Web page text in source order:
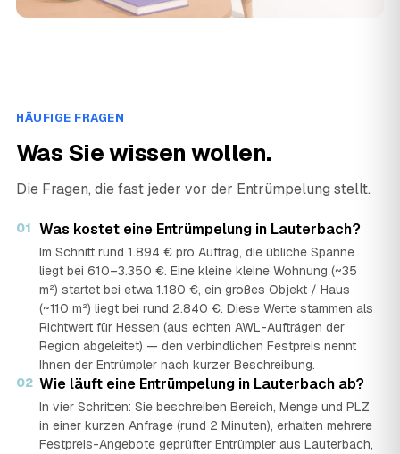
HÄUFIGE FRAGEN
Was Sie wissen wollen.
Die Fragen, die fast jeder vor der Entrümpelung stellt.
01 Was kostet eine Entrümpelung in Lauterbach?
Im Schnitt rund 1.894 € pro Auftrag, die übliche Spanne
liegt bei 610–3.350 €. Eine kleine kleine Wohnung (~35
m²) startet bei etwa 1.180 €, ein großes Objekt / Haus
(~110 m²) liegt bei rund 2.840 €. Diese Werte stammen als
Richtwert für Hessen (aus echten AWL-Aufträgen der
Region abgeleitet) — den verbindlichen Festpreis nennt
Ihnen der Entrümpler nach kurzer Beschreibung.
02 Wie läuft eine Entrümpelung in Lauterbach ab?
In vier Schritten: Sie beschreiben Bereich, Menge und PLZ
in einer kurzen Anfrage (rund 2 Minuten), erhalten mehrere
Festpreis-Angebote geprüfter Entrümpler aus Lauterbach,